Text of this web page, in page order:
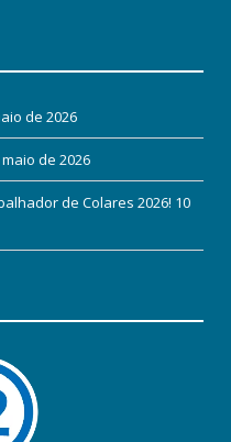
de 2026
de 2026
de Colares 2026! 10